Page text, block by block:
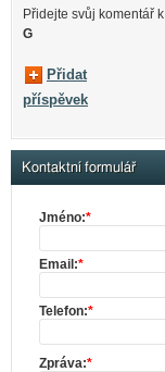
Přidejte svůj komentář k
G
Přidat
příspěvek
Kontaktní formulář
Jméno:*
Email:*
Telefon:*
Zpráva:*